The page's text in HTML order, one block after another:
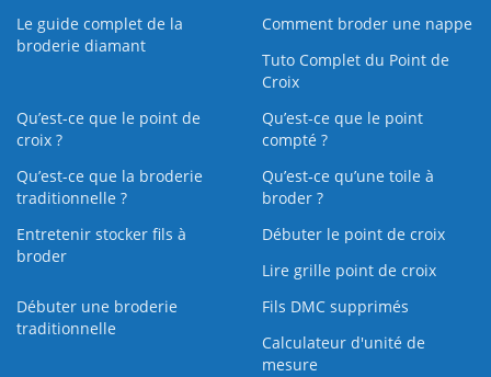
Le guide complet de la
broderie diamant
Comment broder une nappe
Tuto Complet du Point de
Croix
Qu’est-ce que le point de
croix ?
Qu’est-ce que le point
compté ?
Qu’est-ce que la broderie
traditionnelle ?
Qu’est‑ce qu’une toile à
broder ?
Entretenir stocker fils à
broder
Débuter le point de croix
Lire grille point de croix
Débuter une broderie
traditionnelle
Fils DMC supprimés
Calculateur d'unité de
mesure